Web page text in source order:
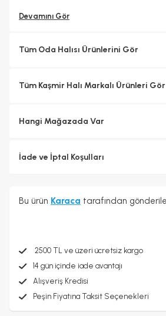
Devamını Gör
Tüm Oda Halısı Ürünlerini Gör
Tüm Kaşmir Halı Markalı Ürünleri Gör
Hangi Mağazada Var
İade ve İptal Koşulları
Bu ürün Karaca tarafından
2500 TL ve üzeri ücretsiz kargo
14 gün içinde iade avantajı
Alışveriş Kredisi
Peşin Fiyatına Taksit Seçenekleri